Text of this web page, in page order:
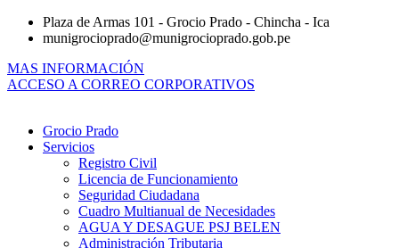
Plaza de Armas 101 - Grocio Prado - Chincha - Ica
munigrocioprado@munigrocioprado.gob.pe
MAS INFORMACIÓN
ACCESO A CORREO CORPORATIVOS
Grocio Prado
Servicios
Registro Civil
Licencia de Funcionamiento
Seguridad Ciudadana
Cuadro Multianual de Necesidades
AGUA Y DESAGUE PSJ BELEN
Administración Tributaria